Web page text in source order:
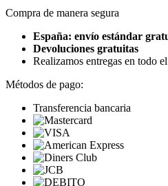
Compra de manera segura
España: envío estándar
Devoluciones gratuitas
Realizamos entregas en todo
Métodos de pago:
Transferencia bancaria